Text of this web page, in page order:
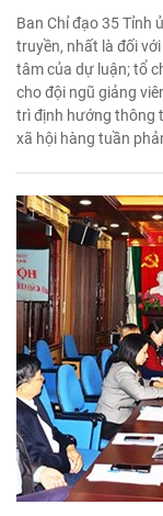
Ban Chỉ đạo 35 Tỉnh
truyền, nhất là đối
tâm của dự luận; tổ
cho đội ngũ giảng
trì định hướng thông
xã hội hàng tuần